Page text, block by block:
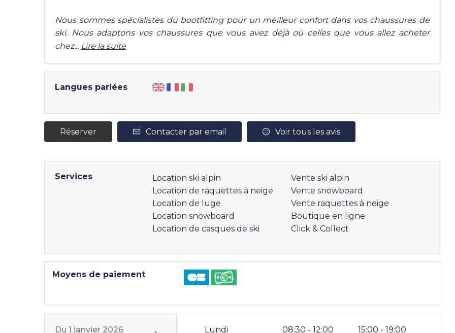
Nous sommes spécialistes du bootfitting pour un meilleur confort dans vos chaussures de
ski. Nous adaptons vos chaussures que vous avez déjà où celles que vous allez acheter
chez... Lire la suite
Langues parlées
Réserver Contacter par email Voir tous les avis
Services
Location ski alpin
Location de raquettes à neige
Location de luge
Location snowboard
Location de casques de ski
Vente ski alpin
Vente snowboard
Vente raquettes à neige
Boutique en ligne
Click & Collect
Moyens de paiement
Du 1 janvier 2026
Lundi 08:30 - 12:00 15:00 - 19:00